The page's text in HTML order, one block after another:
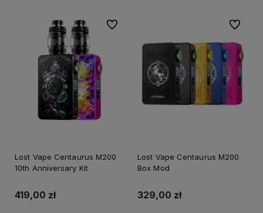
Lost Vape Centaurus M200
10th Anniversary Kit
419,00 zł
Do ulubionych
Lost Vape Centaurus M200
Box Mod
329,00 zł
Do